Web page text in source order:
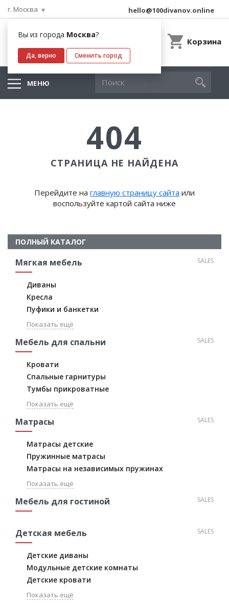
г. Москва
Вы из города Москва?
Да, верно Сменить город
hello@100divanov.online
Корзина
МЕНЮ
404
СТРАНИЦА НЕ НАЙДЕНА
Перейдите на главную страницу сайта или
воспользуйте картой сайта ниже
ПОЛНЫЙ КАТАЛОГ
SALES
Мягкая мебель
Диваны
Кресла
Пуфики и банкетки
Показать ещё
SALES
Мебель для спальни
Кровати
Спальные гарнитуры
Тумбы прикроватные
Показать ещё
SALES
Матрасы
Матрасы детские
Пружинные матрасы
Матрасы на независимых пружинах
Показать ещё
SALES
Мебель для гостиной
SALES
Детская мебель
Детские диваны
Модульные детские комнаты
Детские кровати
Показать ещё